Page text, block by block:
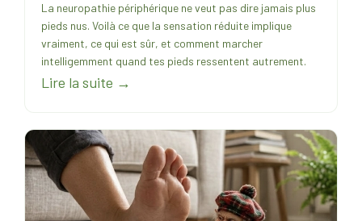
La neuropathie périphérique ne veut pas dire jamais plus
pieds nus. Voilà ce que la sensation réduite implique
vraiment, ce qui est sûr, et comment marcher
intelligemment quand tes pieds ressentent autrement.
Lire la suite →